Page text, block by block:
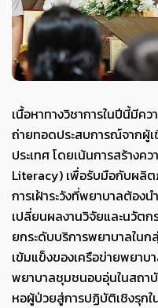
เนื้อหาทางวิชาการในปีนี้มีค
ถ่ายทอดประสบการณ์จากผู้
ประเทศ โดยเน้นการสร้าง
Literacy) เพื่อรับมือกับผลิ
การเฝ้าระวังที่พยาบาลต้อง
เปลี่ยนผลงานวิจัยและนวัตก
ยกระดับบริการพยาบาลในก
เข้มแข็งของเครือข่ายพยา
พยาบาลชุมชนอบอุ่นในสถา
หอผู้ป่วยสู่การปฏิบัติเชิงรุกใ